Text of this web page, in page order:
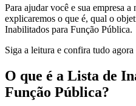
Para ajudar você e sua empresa
explicaremos o que é, qual o
Inabilitados para Função Pública.
Siga a leitura e confira tudo agora
O que é a Lista de
Função Pública?